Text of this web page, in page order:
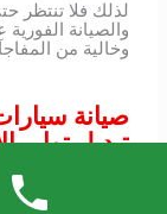
لذلك فلا تنتظر
والصيانة
وخالية من
تبديل تواير
لأن الأعطال
في عالمنا